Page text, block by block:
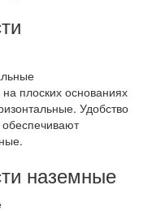
плоских основаниях
Удобство
наземные